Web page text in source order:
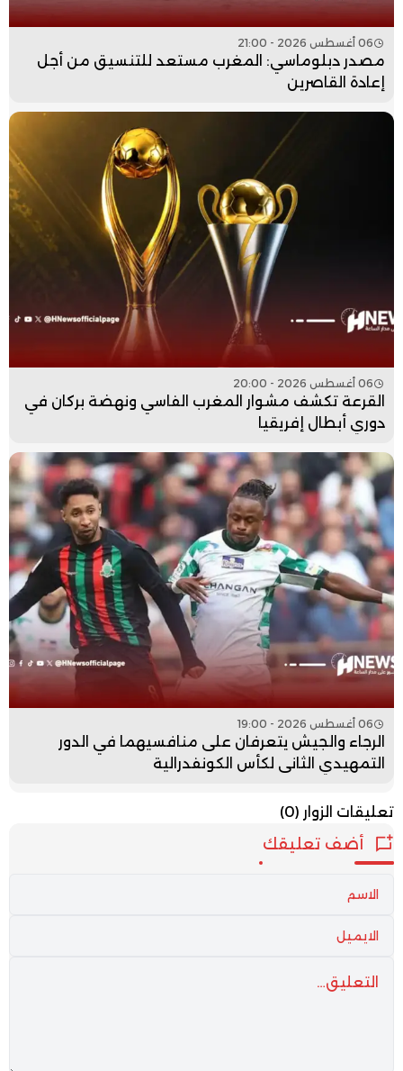
06 أغسطس 2026 - 21:00
مصدر دبلوماسي: المغرب مستعد للتنسيق من أجل
إعادة القاصرين
06 أغسطس 2026 - 20:00
القرعة تكشف مشوار المغرب الفاسي ونهضة بركان في
دوري أبطال إفريقيا
06 أغسطس 2026 - 19:00
الرجاء والجيش يتعرفان على منافسيهما في الدور
التمهيدي الثاني لكأس الكونفدرالية
تعليقات الزوار (0)
أضف تعليقك